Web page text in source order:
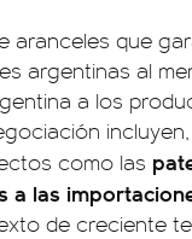
aranceles que
argentinas al
a los
como las
a las
de creciente